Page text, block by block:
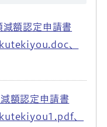
減額認定申請書
、
額認定申請書
、